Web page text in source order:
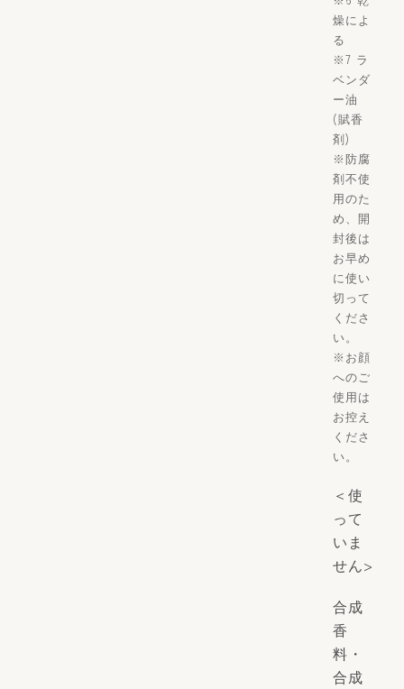
燥によ
る
※7 ラ
ベンダ
ー油
(賦香
剤)
※防腐
剤不使
用のた
め、開
封後は
お早め
に使い
切って
くださ
い。
※お顔
へのご
使用は
お控え
くださ
い。
＜使
って
いま
せん>
合成
香
料・
合成